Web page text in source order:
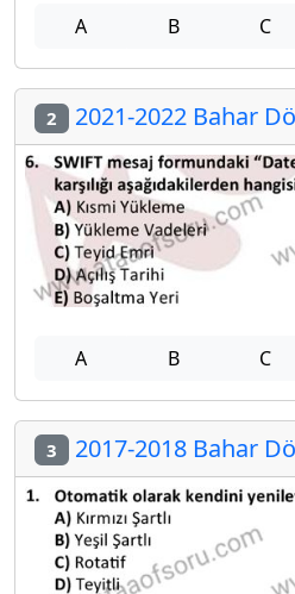
A B C
2 2021-2022 Bahar
A B C
3 2017-2018 Bahar